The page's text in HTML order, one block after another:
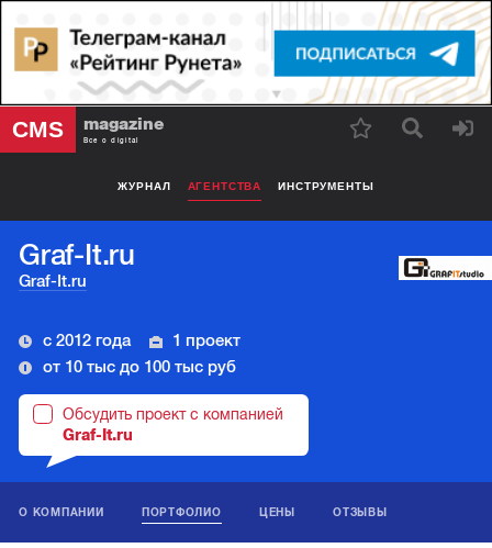
CMS magazine
Все о digital
ЖУРНАЛ АГЕНТСТВА ИНСТРУМЕНТЫ
Graf-It.ru
Graf-It.ru
с 2012 года
1 проект
от 10 тыс до 100 тыс руб
Обсудить проект с компанией
Graf-It.ru
О КОМПАНИИ ПОРТФОЛИО ЦЕНЫ ОТЗЫВЫ